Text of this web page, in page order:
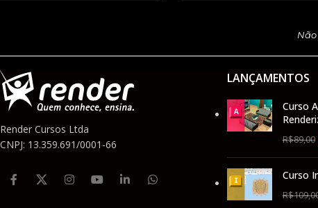
Render Cursos Ltda
CNPJ: 13.359.691/0001-66
LANÇAMENTOS
Curso
R$89,00
Curso
R$